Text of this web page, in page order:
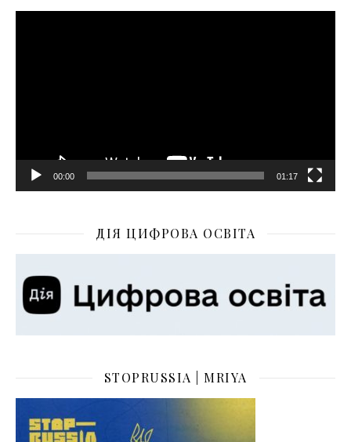
00:00 01:17
ДІЯ ЦИФРОВА ОСВІТА
STOPRUSSIA | MRIYA